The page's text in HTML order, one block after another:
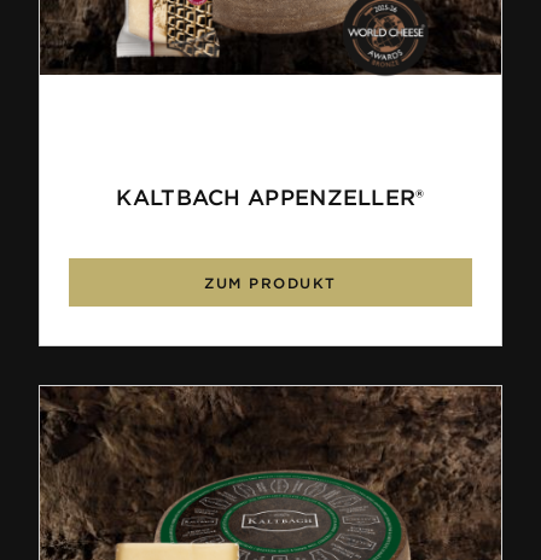
KALTBACH APPENZELLER®
ZUM PRODUKT